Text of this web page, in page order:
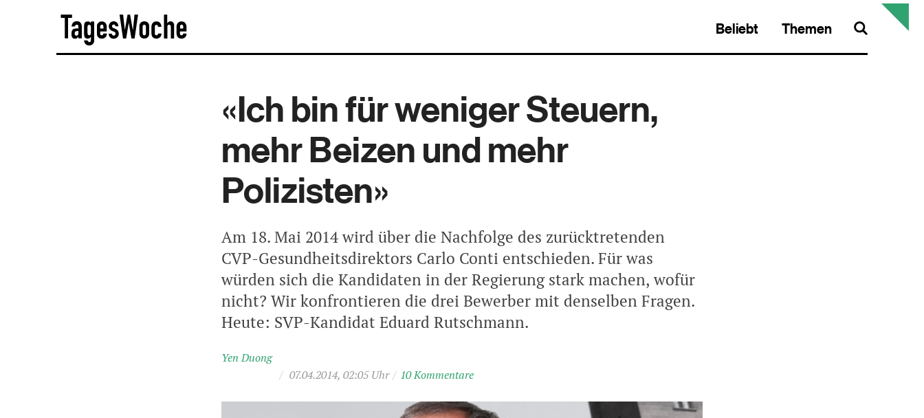
Beliebt Themen
«Ich bin für weniger Steuern,
mehr Beizen und mehr
Polizisten»
Am 18. Mai 2014 wird über die Nachfolge des zurücktretenden
CVP-Gesundheitsdirektors Carlo Conti entschieden. Für was
würden sich die Kandidaten in der Regierung stark machen, wofür
nicht? Wir konfrontieren die drei Bewerber mit denselben Fragen.
Heute: SVP-Kandidat Eduard Rutschmann.
Yen Duong
/ 07.04.2014, 02:05 Uhr / 10 Kommentare